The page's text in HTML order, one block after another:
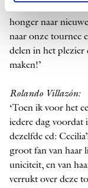
honger naar
naar onze tournee
delen in het plezier
maken!’
Rolando Villazón:
‘Toen ik voor het
iedere dag voordat
dezelfde cd:
groot fan van haar
uniciteit, en van
verrukt over deze